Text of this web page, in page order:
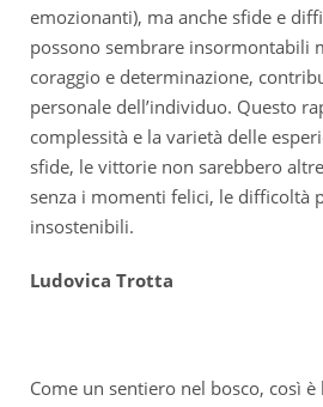
emozionanti), ma anche sfide e
possono sembrare insormontabili
coraggio e determinazione,
personale dell’individuo. Questo
complessità e la varietà delle
sfide, le vittorie non sarebbero
senza i momenti felici, le difficoltà
insostenibili.
Ludovica Trotta
Come un sentiero nel bosco, così